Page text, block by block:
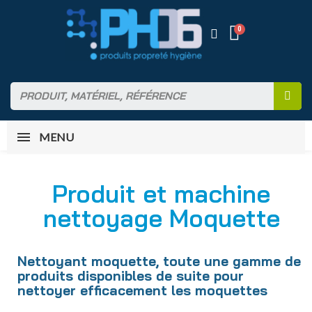
MENU
Produit et machine
nettoyage Moquette
Nettoyant moquette, toute une gamme de
produits disponibles de suite pour
nettoyer efficacement les moquettes